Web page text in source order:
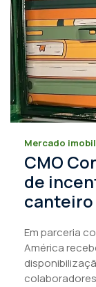
Mercado
CMO
de
canteiro
Em parceria
América
colaboradores